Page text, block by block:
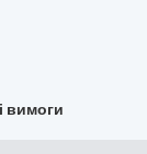
вимоги